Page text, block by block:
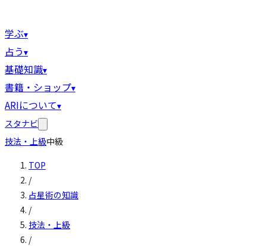
学ぶ▾
占う▾
基礎知識▾
書籍・ショップ▾
ARIについて▾
スタナビ
技法・上級中級
TOP
/
占星術の知識
/
技法・上級
/